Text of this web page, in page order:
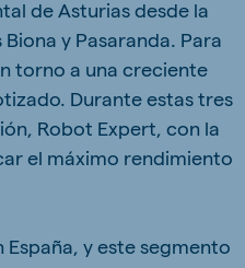
de Asturias desde la
y Pasaranda. Para
torno a una creciente
Durante estas tres
Robot Expert, con la
el máximo rendimiento
y este segmento